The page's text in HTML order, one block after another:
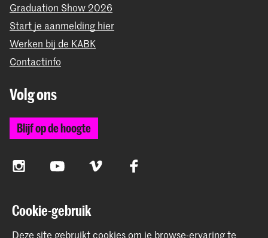
Graduation Show 2026
Start je aanmelding hier
Werken bij de KABK
Contactinfo
Volg ons
Blijf op de hoogte
InstagramYouTube Vimeo Facebook
De Koninklijke Academie van Beeldende Kunsten vormt
samen met het Koninklijk Conservatorium de Hogeschool
Cookie-gebruik
Deze site gebruikt cookies om je browse-ervaring te